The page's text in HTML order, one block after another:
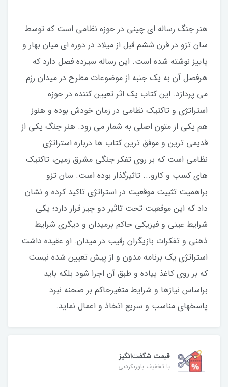
هنر جنگ رساله ای چینی در حوزه نظامی است که توسط
سان تزو در قرن ششم قبل از میلاد در دوره ای میان بهار و
پاییز نوشته شده است. این رساله سیزده فصل دارد که
هرفصل آن به یک جنبه از موضوعات مطرح در میدان رزم
می پردازد. این کتاب یک اثر تعیین کننده در حوزه
استراتژی و تاکتیک نظامی در زمان خودش بوده و هنوز
هم یکی از متون اصلی به شمار می رود. هنر جنگ یکی از
قدیمی ترین و موفق ترین کتاب ها درباره استراتژی
نظامی است که بر روی تفکر جنگی مشرق زمین، تاکتیک
های کسب و کارو... تاثیرگذار بوده است. سان تزو
براهمیت تثبیت موقعیت در استراتژی تاکید کرده و نشان
داد که این موقعیت تحت تاثیر دو چیز قرار دارد؛ یکی
شرایط عینی و فیزیکی حاکم برمیدان و دیگری شرایط
ذهنی و تفکرات بازیگران رقیب در میدان. او عقیده داشت
استراتژی یک برنامه مدون و از پیش تعیین شده نیست
که بر روی کاغذ پیاده و طبق آن اجرا شود بلکه باید
براساس نیازها و شرایط متغیرحاکم بر صحنه نبرد
پاسخهای مناسب و سریع اتخاذ و اعمال نماید.
قیمت شگفت‌انگیز
با تخفیف باورنکردنی